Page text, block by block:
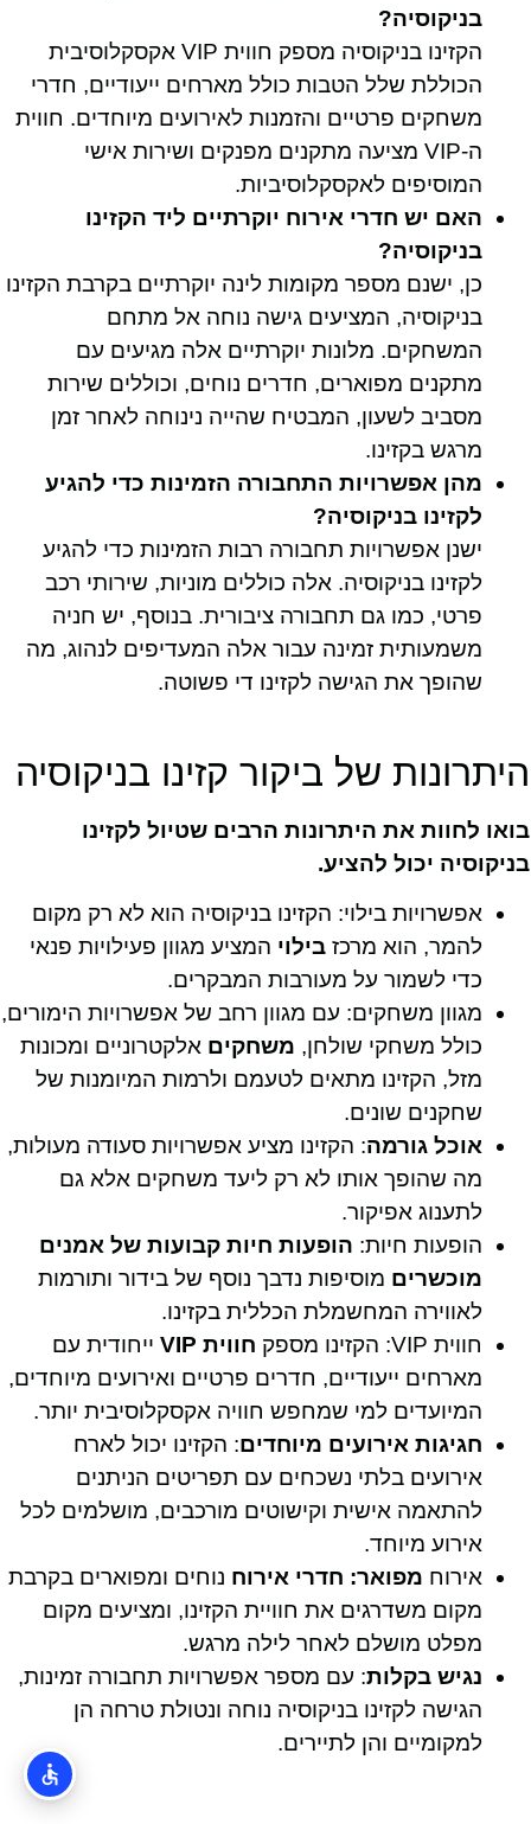
בניקוסיה?
הקזינו בניקוסיה מספק חווית VIP אקסקלוסיבית
הכוללת שלל הטבות כולל מארחים ייעודיים, חדרי
משחקים פרטיים והזמנות לאירועים מיוחדים. חווית
ה-VIP מציעה מתקנים מפנקים ושירות אישי
המוסיפים לאקסקלוסיביות.
האם יש חדרי אירוח יוקרתיים ליד הקזינו
בניקוסיה?
כן, ישנם מספר מקומות לינה יוקרתיים בקרבת הקזינו
בניקוסיה, המציעים גישה נוחה אל מתחם
המשחקים. מלונות יוקרתיים אלה מגיעים עם
מתקנים מפוארים, חדרים נוחים, וכוללים שירות
מסביב לשעון, המבטיח שהייה נינוחה לאחר זמן
מרגש בקזינו.
מהן אפשרויות התחבורה הזמינות כדי להגיע
לקזינו בניקוסיה?
ישנן אפשרויות תחבורה רבות הזמינות כדי להגיע
לקזינו בניקוסיה. אלה כוללים מוניות, שירותי רכב
פרטי, כמו גם תחבורה ציבורית. בנוסף, יש חניה
משמעותית זמינה עבור אלה המעדיפים לנהוג, מה
שהופך את הגישה לקזינו די פשוטה.
היתרונות של ביקור קזינו בניקוסיה
בואו לחוות את היתרונות הרבים שטיול לקזינו
בניקוסיה יכול להציע.
אפשרויות בילוי: הקזינו בניקוסיה הוא לא רק מקום
להמר, הוא מרכז בילוי המציע מגוון פעילויות פנאי
כדי לשמור על מעורבות המבקרים.
מגוון משחקים: עם מגוון רחב של אפשרויות הימורים,
כולל משחקי שולחן, משחקים אלקטרוניים ומכונות
מזל, הקזינו מתאים לטעמם ולרמות המיומנות של
שחקנים שונים.
אוכל גורמה: הקזינו מציע אפשרויות סעודה מעולות,
מה שהופך אותו לא רק ליעד משחקים אלא גם
לתענוג אפיקור.
הופעות חיות: הופעות חיות קבועות של אמנים
מוכשרים מוסיפות נדבך נוסף של בידור ותורמות
לאווירה המחשמלת הכללית בקזינו.
חווית VIP: הקזינו מספק
חווית VIP
ייחודית עם
מארחים ייעודיים, חדרים פרטיים ואירועים מיוחדים,
המיועדים למי שמחפש חוויה אקסקלוסיבית יותר.
חגיגות אירועים מיוחדים: הקזינו יכול לארח
אירועים בלתי נשכחים עם תפריטים הניתנים
להתאמה אישית וקישוטים מורכבים, מושלמים לכל
אירוע מיוחד.
אירוח מפואר: חדרי אירוח נוחים ומפוארים בקרבת
מקום משדרגים את חוויית הקזינו, ומציעים מקום
מפלט מושלם לאחר לילה מרגש.
נגיש בקלות: עם מספר אפשרויות תחבורה זמינות,
הגישה לקזינו בניקוסיה נוחה ונטולת טרחה הן
למקומיים והן לתיירים.